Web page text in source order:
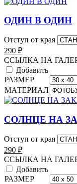
ОДИН В ОДИН
Отступ от края
290 ₽
ССЫЛКА НА
Добавить
РАЗМЕР
МАТЕРИАЛ
СОЛНЦЕ НА
Отступ от края
290 ₽
ССЫЛКА НА
Добавить
РАЗМЕР